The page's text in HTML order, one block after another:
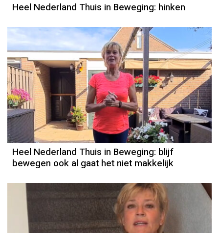
Heel Nederland Thuis in Beweging: hinken
Heel Nederland Thuis in Beweging: blijf
bewegen ook al gaat het niet makkelijk